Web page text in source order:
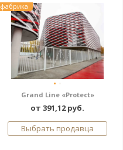
фабрика
Grand Line «Protect»
от 391,12 руб.
Выбрать продавца